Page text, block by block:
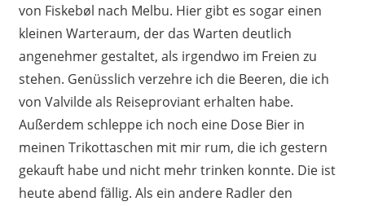
von Fiskebøl nach Melbu. Hier gibt es sogar einen
kleinen Warteraum, der das Warten deutlich
angenehmer gestaltet, als irgendwo im Freien zu
stehen. Genüsslich verzehre ich die Beeren, die ich
von Valvilde als Reiseproviant erhalten habe.
Außerdem schleppe ich noch eine Dose Bier in
meinen Trikottaschen mit mir rum, die ich gestern
gekauft habe und nicht mehr trinken konnte. Die ist
heute abend fällig. Als ein andere Radler den